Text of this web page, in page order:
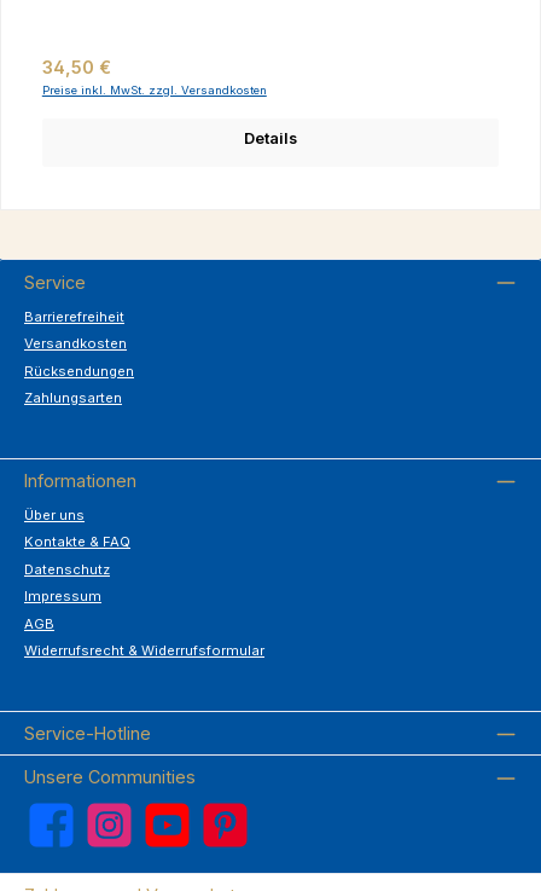
Regulärer Preis:
34,50 €
Preise inkl. MwSt. zzgl. Versandkosten
Details
Service
Barrierefreiheit
Versandkosten
Rücksendungen
Zahlungsarten
Informationen
Über uns
Kontakte & FAQ
Datenschutz
Impressum
AGB
Widerrufsrecht & Widerrufsformular
Service-Hotline
Unsere Communities
Facebook Instagram YouTube Pinterest